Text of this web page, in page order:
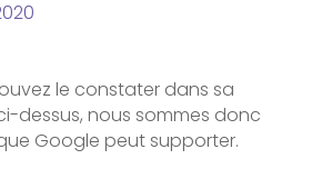
le constater dans sa
dessus, nous sommes donc
Google peut supporter.